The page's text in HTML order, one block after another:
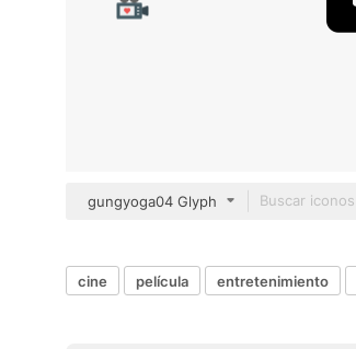
gungyoga04 Glyph
cine película entretenimiento